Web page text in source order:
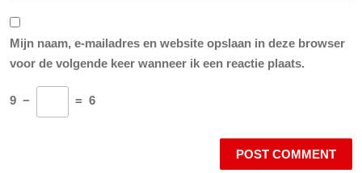
Mijn naam, e-mailadres en website opslaan in deze browser
voor de volgende keer wanneer ik een reactie plaats.
9 − = 6